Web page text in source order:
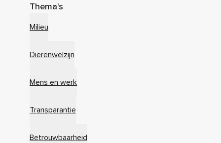
Thema's
Milieu
Dierenwelzijn
Mens en werk
Transparantie
Betrouwbaarheid